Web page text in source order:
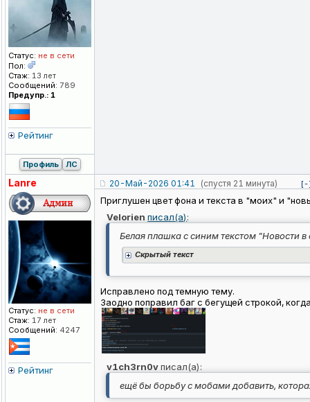
Статус: не в сети
Пол:
Стаж: 13 лет
Сообщений: 789
Предупр.: 1
Рейтинг
Профиль ЛС
Lanre
Статус: не в сети
Стаж: 17 лет
Сообщений: 4247
Рейтинг
20-Май-2026 01:41 (спустя 21 минута)
Приглушен цвет фона и текста в "моих" и
Velorien писал(а):
Белая плашка с синим текстом "Новости в
Cкрытый текст
Исправлено под темную тему.
Заодно поправил баг с бегущей строкой,
v1ch3rn0vписал(а):
ещё бы борьбу с мобами добавить,